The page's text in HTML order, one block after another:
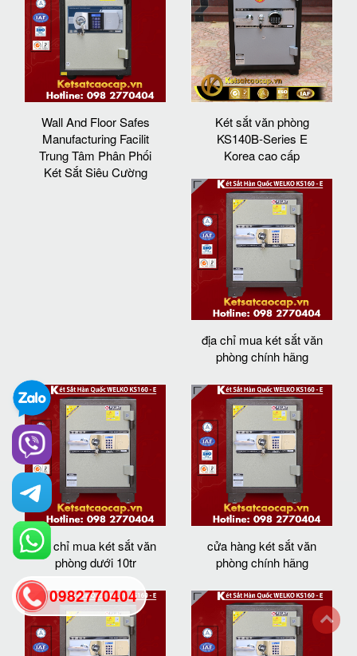
Wall And Floor Safes
Manufacturing Facilit
Trung Tâm Phân Phối
Két Sắt Siêu Cường
Két sắt văn phòng
KS140B-Series E
Korea cao cấp
địa chỉ mua két sắt văn
phòng chính hãng
địa chỉ mua két sắt văn
phòng dưới 10tr
cửa hàng két sắt văn
phòng chính hãng
0982770404